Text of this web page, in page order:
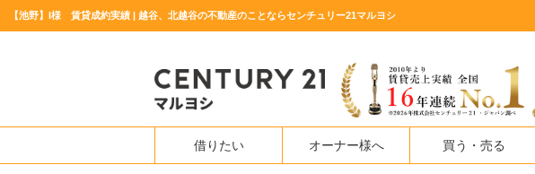
【池野】I様 賃貸成約実績 | 越谷、北越谷の不動産のことならセンチュリー21マルヨシ
借りたい オーナー様へ 買う・売る